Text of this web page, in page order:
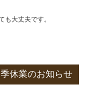
も大丈夫です。
休業のお知らせ